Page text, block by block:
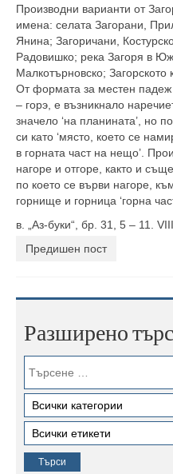
Производни варианти от
имена: селата Загорани,
Янина; Загоричани,
Радовишко; река Загоря в
Малкотърновско; Загорското
От формата за местен падеж
– горэ, е възникнало
значело ‘на планината’, но
си като ‘място, което се
в горната част на нещо’.
нагоре и отгоре, както и
по което се върви нагоре,
горнище и горница ‘горна
в. „Аз-буки“, бр. 31, 5 – 11.
Предишен пост
Разширено